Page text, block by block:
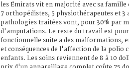
les Émirats vit en majorité avec sa famille
7 orthopédistes, 5 physiothérapeutes et
pathologies traitées vont, pour 30% par
d'amputations. Le reste du travail est
fonctionnelle suite a des malformations,
et conséquences de l'affection de la polio
enfants. Les soins reviennent de 8 à 10